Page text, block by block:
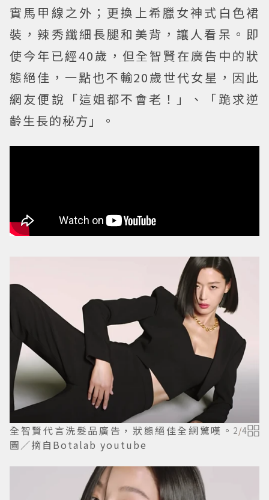
實馬甲線之外；更換上希臘女神式白色裙
裝，辣秀纖細長腿和美背，讓人看呆。即
使今年已經40歲，但全智賢在廣告中的狀
態絕佳，一點也不輸20歲世代女星，因此
網友便說「這姐都不會老！」、「跪求逆
齡生長的秘方」。
全智賢代言洗髮品廣告，狀態絕佳全網驚嘆。
圖／摘自Botalab youtube
2/4